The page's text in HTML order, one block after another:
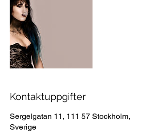
Kontaktuppgifter
Sergelgatan 11, 111 57 Stockholm,
Sverige